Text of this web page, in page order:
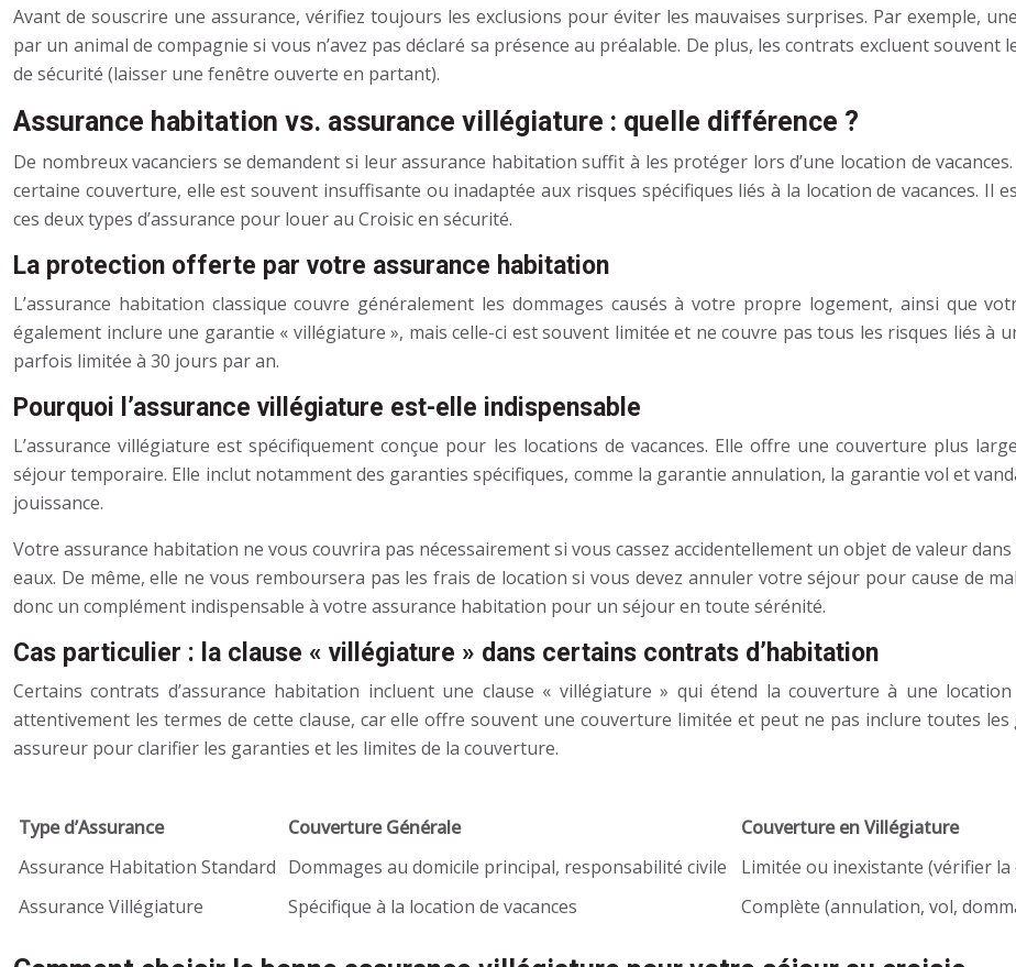
Avant de souscrire une assurance, vérifiez toujours les exclusions pour éviter les mauvaises surprises. Par exemple,
par un animal de compagnie si vous n’avez pas déclaré sa présence au préalable. De plus, les contrats excluent
de sécurité (laisser une fenêtre ouverte en partant).
Assurance habitation vs. assurance villégiature : quelle différence ?
De nombreux vacanciers se demandent si leur assurance habitation suffit à les protéger lors d’une location de
certaine couverture, elle est souvent insuffisante ou inadaptée aux risques spécifiques liés à la location de vacances. Il
ces deux types d’assurance pour louer au Croisic en sécurité.
La protection offerte par votre assurance habitation
L’assurance habitation classique couvre généralement les dommages causés à votre propre logement, ainsi que
également inclure une garantie « villégiature », mais celle-ci est souvent limitée et ne couvre pas tous les risques liés à
parfois limitée à 30 jours par an.
Pourquoi l’assurance villégiature est-elle indispensable
L’assurance villégiature est spécifiquement conçue pour les locations de vacances. Elle offre une couverture plus
séjour temporaire. Elle inclut notamment des garanties spécifiques, comme la garantie annulation, la garantie vol et
jouissance.
Votre assurance habitation ne vous couvrira pas nécessairement si vous cassez accidentellement un objet de valeur
eaux. De même, elle ne vous remboursera pas les frais de location si vous devez annuler votre séjour pour cause de
donc un complément indispensable à votre assurance habitation pour un séjour en toute sérénité.
Cas particulier : la clause « villégiature » dans certains contrats d’habitation
Certains contrats d’assurance habitation incluent une clause « villégiature » qui étend la couverture à une
attentivement les termes de cette clause, car elle offre souvent une couverture limitée et peut ne pas inclure toutes les
assureur pour clarifier les garanties et les limites de la couverture.
Type d’Assurance Couverture Générale Couverture en Villégiature
Assurance Habitation Standard Dommages au domicile principal, responsabilité civile Limitée ou inexistante (vérifier
Assurance Villégiature
Spécifique à la location de vacances Complète (annulation, vol,